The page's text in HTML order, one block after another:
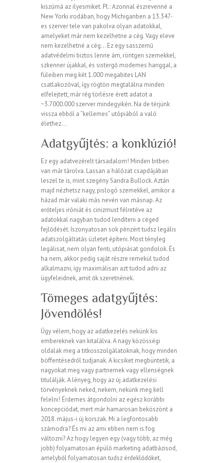
kiszúrná az ilyesmiket. Pl.: Azonnal észrevenné a
New Yorki irodában, hogy Michiganben a 13.347-
es szerver tele van pakolva olyan adatokkal,
amelyeket már nem kezelhetne a cég. Vagy eleve
nem kezelhetné a cég… Ez egy sasszemű
adatvédelmi biztos lenne ám, röntgen szemekkel,
szkenner újakkal, és sistergő modemes hanggal, a
füleiben meg két 1.000 megabites LAN
csatlakozóval, így rögtön megtalálna minden
elfelejtett, már rég törlésre érett adatot a
~3.7000.000 szerver mindegyikén. Na de térjünk
vissza ebből a “kellemes” utópiából a való
élethez…
Adatgyűjtés: a konklúzió!
Ez egy adatvezérelt társadalom! Minden bitben
van már tárolva. Lassan a hálózat csapdájában
leszel te is, mint szegény Sandra Bullock. Aztán
majd nézhetsz nagy, pislogó szemekkel, amikor a
házad már valaki más nevén van másnap. Az
erőteljes iróniát és cinizmust félretéve az
adatokkal nagyban tudod lendíteni a céged
fejlődését. Iszonyatosan sok pénzért tudsz legális
adatszolgáltatás üzletet építeni. Most tényleg
legálisat, nem olyan fenti, utópiásat gondolok. És
ha nem, akkor pedig saját részre remekül tudod
alkalmazni, így maximálisan azt tudod adni az
ügyfeleidnek, amit ők szeretnének.
Tömeges adatgyűjtés:
Jövendölés!
Úgy vélem, hogy az adatkezelés nekünk kis
embereknek van kitalálva. A nagy közösségi
oldalak meg a titkosszolgálatoknak, hogy minden
böffentésedről tudjanak. A kicsiket megbüntetik, a
nagyokat meg vagy partnernek vagy ellenségnek
titulálják. A lényeg, hogy az új adatkezelési
törvényeknek neked, nekem, nekünk meg kell
felelni! Érdemes átgondolni az egész korábbi
koncepciódat, mert már hamarosan beköszönt a
2018. május-i új korszak. Mi a legfontosabb
számodra? És mi az ami ebben nem is fog
változni? Az hogy legyen egy (vagy több, az még
jobb) folyamatosan épülő marketing adatbázisod,
amelyből folyamatosan tudsz érdeklődőket,